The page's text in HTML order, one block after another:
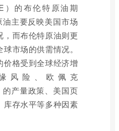
）的布伦特原油期
油主要反映美国市场
，而布伦特原油则更
市场的供需情况。
价格受到全球经济增
风险、欧佩克
的产量政策、美国页
库存水平等多种因素